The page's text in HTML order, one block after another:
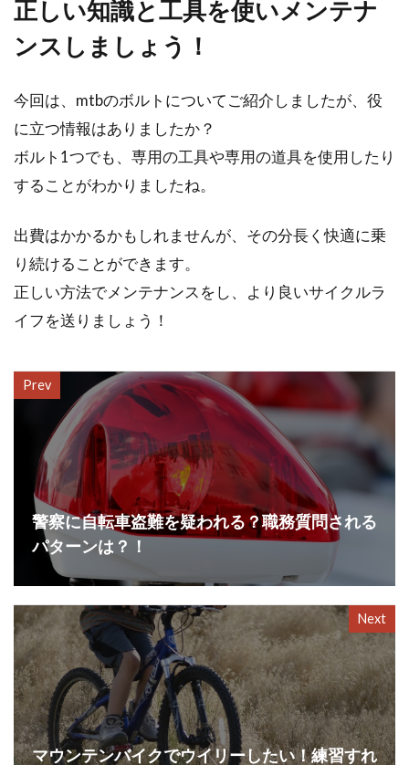
正しい知識と工具を使いメンテナ
ンスしましょう！
今回は、mtbのボルトについてご紹介しましたが、役
に立つ情報はありましたか？
ボルト1つでも、専用の工具や専用の道具を使用したり
することがわかりましたね。
出費はかかるかもしれませんが、その分長く快適に乗
り続けることができます。
正しい方法でメンテナンスをし、より良いサイクルラ
イフを送りましょう！
Prev
警察に自転車盗難を疑われる？職務質問される
パターンは？！
Next
マウンテンバイクでウイリーしたい！練習すれ